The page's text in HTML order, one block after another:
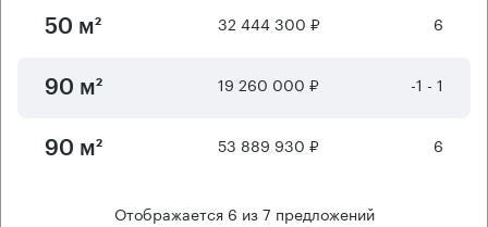
50 м² 32 444 300 ₽ 6
90 м² 19 260 000 ₽ -1 - 1
90 м² 53 889 930 ₽ 6
Отображается 6 из7 предложений